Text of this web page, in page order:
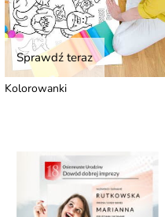
Sprawdź teraz
Kolorowanki